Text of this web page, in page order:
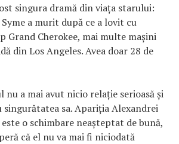
singura dramă din viața starului:
a murit după ce a lovit cu
Grand Cherokee, mai multe mașini
din Los Angeles. Avea doar 28 de
nu a mai avut nicio relație serioasă și
singurătatea sa. Apariția Alexandrei
o schimbare neașteptat de bună,
că el nu va mai fi niciodată